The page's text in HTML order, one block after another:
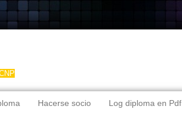
Hacerse socio Log diploma en Pdf